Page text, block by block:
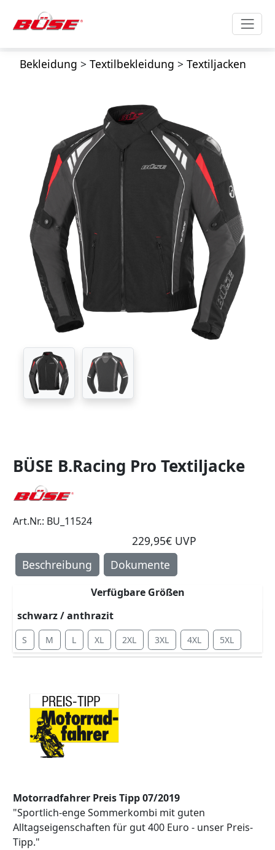
Bekleidung > Textilbekleidung > Textiljacken
BÜSE B.Racing Pro Textiljacke
Art.Nr.: BU_11524
229,95€ UVP
Beschreibung
Dokumente
Verfügbare Größen
schwarz / anthrazit
S M L XL 2XL 3XL 4XL 5XL
Motorradfahrer Preis Tipp 07/2019
"Sportlich-enge Sommerkombi mit guten
Alltagseigenschaften für gut 400 Euro - unser Preis-
Tipp."